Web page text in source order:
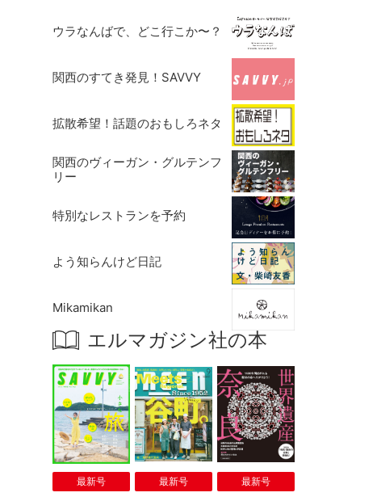
ウラなんばで、どこ行こか〜？
関西のすてき発見！SAVVY
拡散希望！話題のおもしろネタ
関西のヴィーガン・グルテンフ
リー
特別なレストランを予約
よう知らんけど日記
Mikamikan
エルマガジン社の本
最新号 最新号 最新号